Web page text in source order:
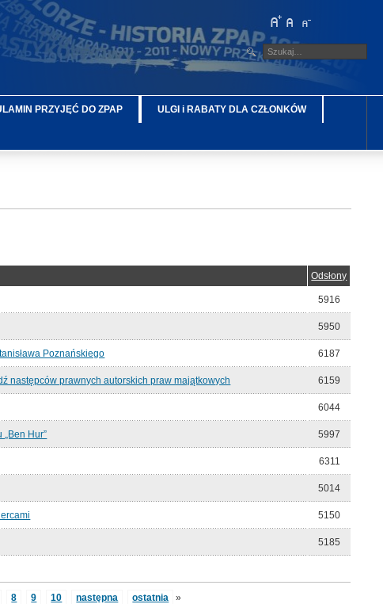
PRZYJĘĆ DO ZPAP ULGI i RABATY DLA CZŁONKÓW
Odsłony
5916
5950
Poznańskiego 6187
następców prawnych autorskich praw majątkowych 6159
6044
Hur” 5997
6311
5014
5150
5185
8 9 10 następna ostatnia »